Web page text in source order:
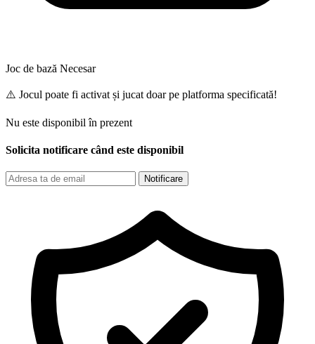
Joc de bază Necesar
⚠️ Jocul poate fi activat și jucat doar pe platforma specificată!
Nu este disponibil în prezent
Solicita notificare când este disponibil
Notificare